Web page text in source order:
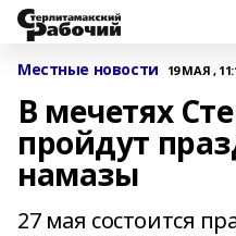
Местные новости 19 МАЯ ,
В мечетях
пройдут
намазы
27 мая состоится